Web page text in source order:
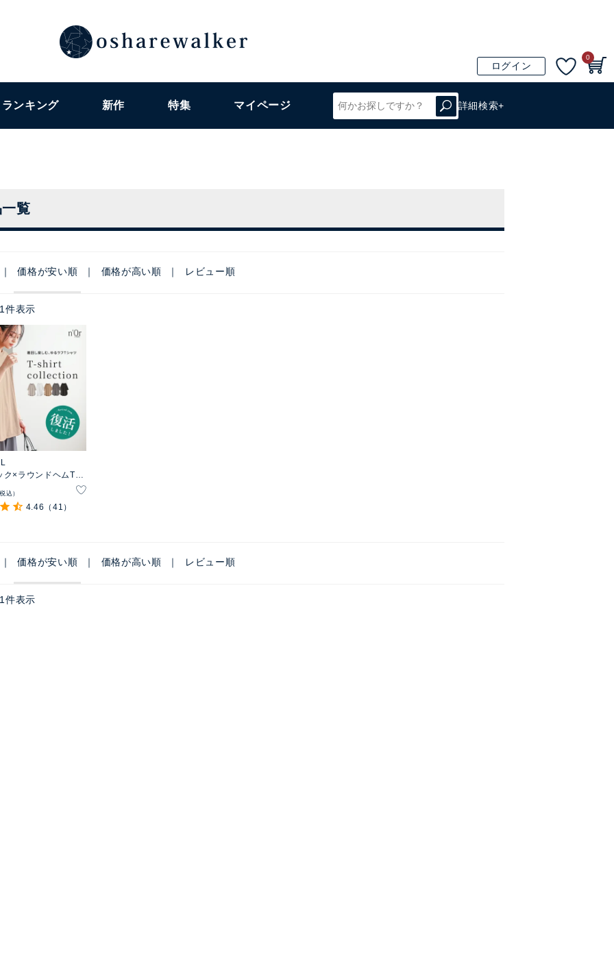
ログイン
0
ランキング 新作 特集 マイページ 詳細検索+
覧
価格が安い順 価格が高い順 レビュー順
1 件表示
×ラウンドヘムTシ
込
4.46 （41）
価格が安い順 価格が高い順 レビュー順
1 件表示